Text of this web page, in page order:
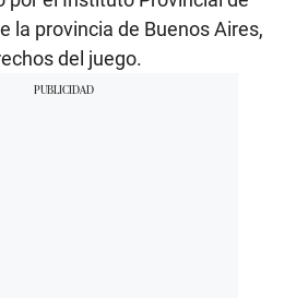
la provincia de Buenos Aires,
del juego.